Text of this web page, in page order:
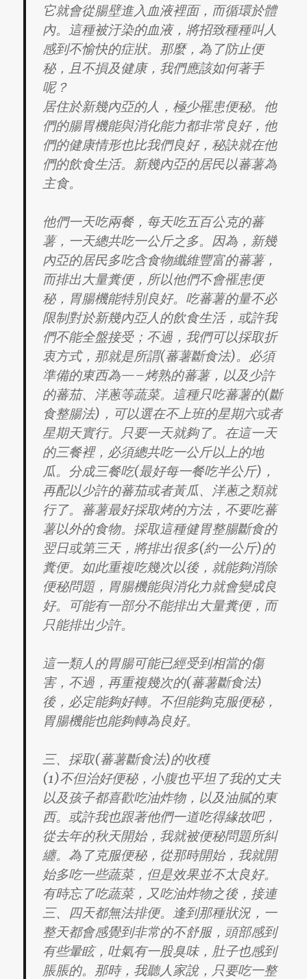
它就會從腸壁進入血液裡面，而循環於體
內。這種被汙染的血液，將招致種種叫人
感到不愉快的症狀。那麼，為了防止便
秘，且不損及健康，我們應該如何著手
呢？
居住於新幾內亞的人，極少罹患便秘。他
們的腸胃機能與消化能力都非常良好，他
們的健康情形也比我們良好，秘訣就在他
們的飲食生活。新幾內亞的居民以蕃薯為
主食。
他們一天吃兩餐，每天吃五百公克的蕃
薯，一天總共吃一公斤之多。因為，新幾
內亞的居民多吃含食物纖維豐富的蕃薯，
而排出大量糞便，所以他們不會罹患便
秘，胃腸機能特別良好。吃蕃薯的量不必
限制對於新幾內亞人的飲食生活，或許我
們不能全盤接受；不過，我們可以採取折
衷方式，那就是所謂(蕃薯斷食法)。必須
準備的東西為—–烤熟的蕃薯，以及少許
的蕃茄、洋蔥等蔬菜。這種只吃蕃薯的(斷
食整腸法)，可以選在不上班的星期六或者
星期天實行。只要一天就夠了。在這一天
的三餐裡，必須總共吃一公斤以上的地
瓜。分成三餐吃(最好每一餐吃半公斤)，
再配以少許的蕃茄或者黃瓜、洋蔥之類就
行了。蕃薯最好採取烤的方法，不要吃蕃
薯以外的食物。採取這種健胃整腸斷食的
翌日或第三天，將排出很多(約一公斤)的
糞便。如此重複吃幾次以後，就能夠消除
便秘問題，胃腸機能與消化力就會變成良
好。可能有一部分不能排出大量糞便，而
只能排出少許。
這一類人的胃腸可能已經受到相當的傷
害，不過，再重複幾次的(蕃薯斷食法)
後，必定能夠好轉。不但能夠克服便秘，
胃腸機能也能夠轉為良好。
三、採取(蕃薯斷食法)的收穫
(1)不但治好便秘，小腹也平坦了我的丈夫
以及孩子都喜歡吃油炸物，以及油膩的東
西。或許我也跟著他們一道吃得緣故吧，
從去年的秋天開始，我就被便秘問題所糾
纏。為了克服便秘，從那時開始，我就開
始多吃一些蔬菜，但是效果並不太良好。
有時忘了吃蔬菜，又吃油炸物之後，接連
三、四天都無法排便。逢到那種狀況，一
整天都會感覺到非常的不舒服，頭部感到
有些暈眩，吐氣有一股臭味，肚子也感到
脹脹的。那時，我聽人家說，只要吃一整